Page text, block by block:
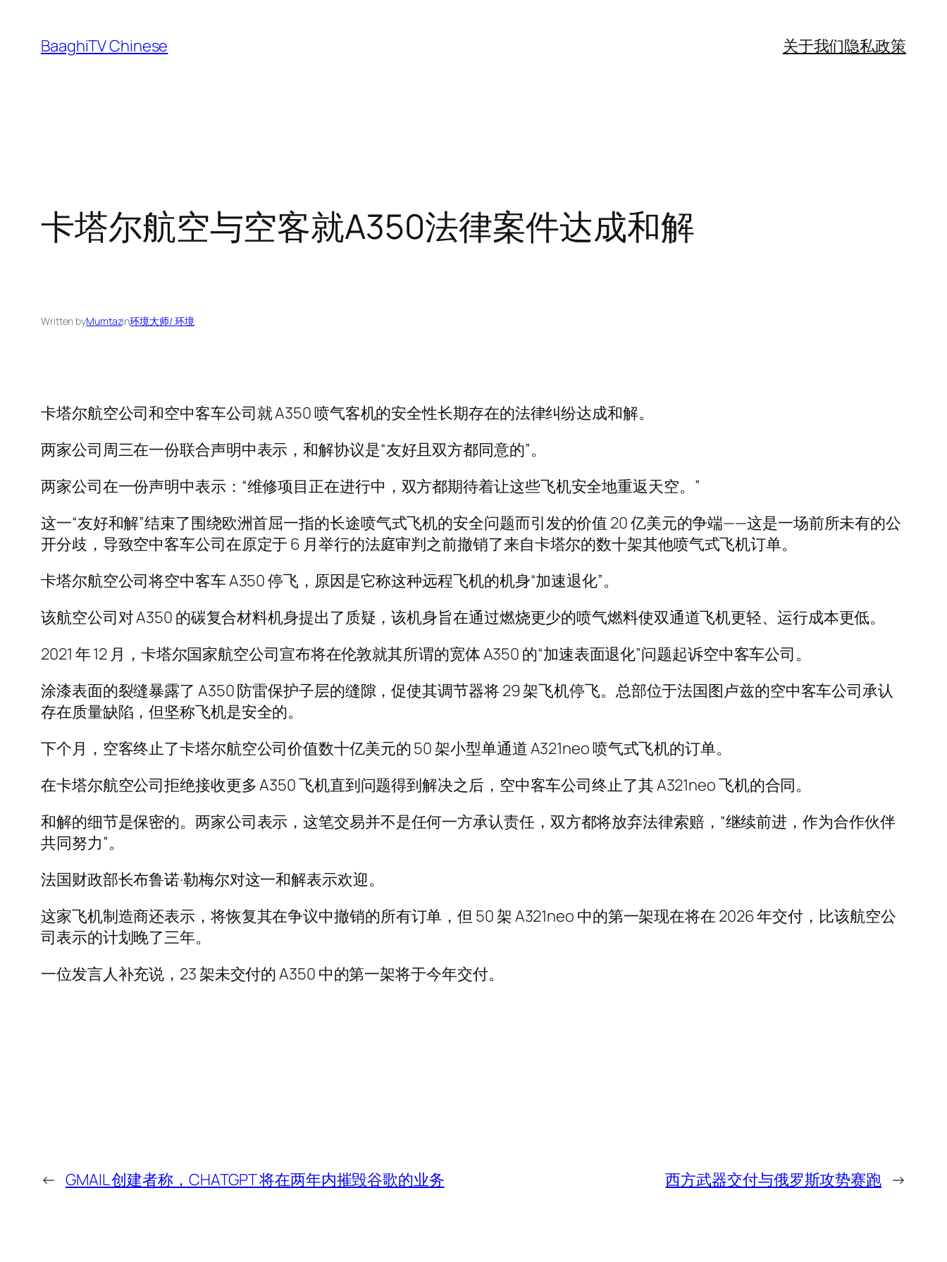
content
BaaghiTV Chinese 关于我们隐私政策
卡塔尔航空与空客就A350法律案件达成和解
Written byMumtazin环境大师/ 环境
卡塔尔航空公司和空中客车公司就 A350 喷气客机的安全性长期存在的法律纠纷达成和解。
两家公司周三在一份联合声明中表示，和解协议是“友好且双方都同意的”。
两家公司在一份声明中表示：“维修项目正在进行中，双方都期待着让这些飞机安全地重返天空。”
这一“友好和解”结束了围绕欧洲首屈一指的长途喷气式飞机的安全问题而引发的价值 20 亿美元的争端——这是一场前所未有的公
开分歧，导致空中客车公司在原定于 6 月举行的法庭审判之前撤销了来自卡塔尔的数十架其他喷气式飞机订单。
卡塔尔航空公司将空中客车 A350 停飞，原因是它称这种远程飞机的机身“加速退化”。
该航空公司对 A350 的碳复合材料机身提出了质疑，该机身旨在通过燃烧更少的喷气燃料使双通道飞机更轻、运行成本更低。
2021 年 12 月，卡塔尔国家航空公司宣布将在伦敦就其所谓的宽体 A350 的“加速表面退化”问题起诉空中客车公司。
涂漆表面的裂缝暴露了 A350 防雷保护子层的缝隙，促使其调节器将 29 架飞机停飞。总部位于法国图卢兹的空中客车公司承认
存在质量缺陷，但坚称飞机是安全的。
下个月，空客终止了卡塔尔航空公司价值数十亿美元的 50 架小型单通道 A321neo 喷气式飞机的订单。
在卡塔尔航空公司拒绝接收更多 A350 飞机直到问题得到解决之后，空中客车公司终止了其 A321neo 飞机的合同。
和解的细节是保密的。两家公司表示，这笔交易并不是任何一方承认责任，双方都将放弃法律索赔，“继续前进，作为合作伙伴
共同努力”。
法国财政部长布鲁诺·勒梅尔对这一和解表示欢迎。
这家飞机制造商还表示，将恢复其在争议中撤销的所有订单，但 50 架 A321neo 中的第一架现在将在 2026 年交付，比该航空公
司表示的计划晚了三年。
一位发言人补充说，23 架未交付的 A350 中的第一架将于今年交付。
← GMAIL 创建者称，CHATGPT 将在两年内摧毁谷歌的业务 西方武器交付与俄罗斯攻势赛跑 →